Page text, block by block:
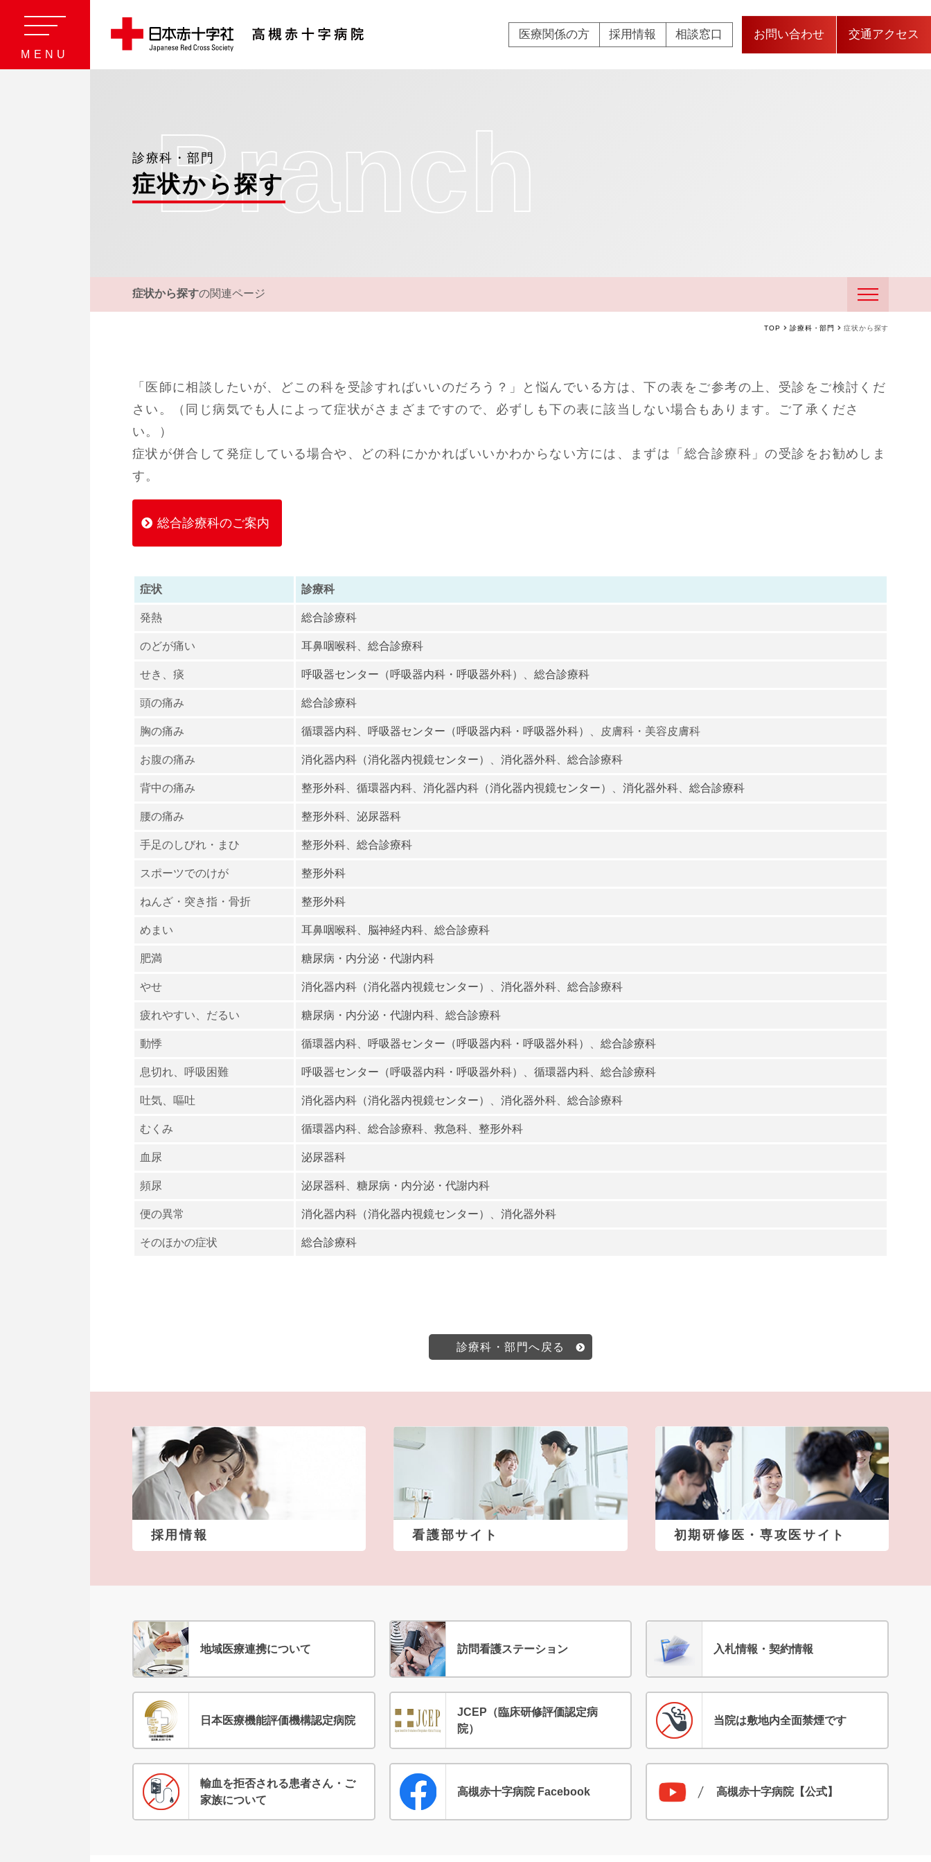
医療関係の方 採用情報 相談窓口 お問い合わせ 交通アクセス
MENU
診療科・部門
症状から探すbranch
症状から探すの関連ページ
TOP 診療科・部門 症状から探す
「医師に相談したいが、どこの科を受診すればいいのだろう？」と悩んでいる方は、下の表をご参考の上、受診をご検討くだ
さい。（同じ病気でも人によって症状がさまざまですので、必ずしも下の表に該当しない場合もあります。ご了承くださ
い。）
症状が併合して発症している場合や、どの科にかかればいいかわからない方には、まずは「総合診療科」の受診をお勧めしま
す。
総合診療科のご案内
症状 診療科
発熱 総合診療科
のどが痛い 耳鼻咽喉科、 総合診療科
せき、痰 呼吸器センター（呼吸器内科・呼吸器外科） 総合診療科
頭の痛み 総合診療科
胸の痛み 循環器内科、 呼吸器センター（呼吸器内科・呼吸器外科） 、皮膚科・美容皮膚科
お腹の痛み 消化器内科（消化器内視鏡センター） 消化器外科、 総合診療科
背中の痛み 整形外科、 循環器内科、 消化器内科（消化器内視鏡センター） 消化器外科、 総合診療科
腰の痛み 整形外科、 泌尿器科
手足のしびれ・まひ 整形外科、 総合診療科
スポーツでのけが 整形外科
ねんざ・突き指・骨折 整形外科
めまい 耳鼻咽喉科、 脳神経内科、 総合診療科
肥満 糖尿病・内分泌・代謝内科
やせ 消化器内科（消化器内視鏡センター） 消化器外科、 総合診療科
疲れやすい、だるい 糖尿病・内分泌・代謝内科、 総合診療科
動悸 循環器内科、 呼吸器センター（呼吸器内科・呼吸器外科） 総合診療科
息切れ、呼吸困難 呼吸器センター（呼吸器内科・呼吸器外科） 循環器内科、 総合診療科
吐気、嘔吐 消化器内科（消化器内視鏡センター） 消化器外科、 総合診療科
むくみ 循環器内科、 総合診療科、 救急科、 整形外科
血尿 泌尿器科
頻尿 泌尿器科、 糖尿病・内分泌・代謝内科
便の異常 消化器内科（消化器内視鏡センター） 消化器外科
そのほかの症状 総合診療科
診療科・部門へ戻る
採用情報 看護部サイト 初期研修医・専攻医サイト
地域医療連携について 訪問看護ステーション 入札情報・契約情報
日本医療機能評価機構認定病院
JCEP（臨床研修評価認定病
院）
当院は敷地内全面禁煙です
輸血を拒否される患者さん・ご
家族について
高槻赤十字病院 Facebook 高槻赤十字病院【公式】